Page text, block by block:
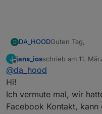
D DA_HOODGuten Tag,
ich habe
und habe die
Beim starten
J
Offline
jans_iosschrieb am 11.
zuletzt editiert von
@da_hood
Hi!
Ich vermute mal, wir
Facebook Kontakt, kann